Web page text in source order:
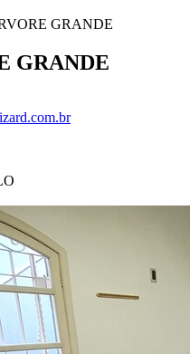
GRANDE
GRANDE